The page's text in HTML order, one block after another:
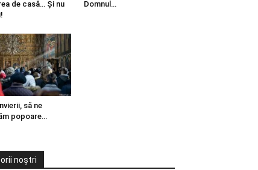
de casă… Și nu
Domnul…
să ne
popoare…
noștri